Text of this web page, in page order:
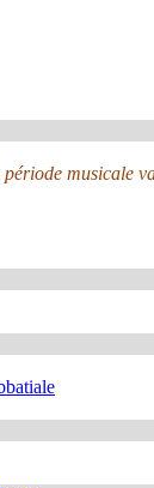
musicale